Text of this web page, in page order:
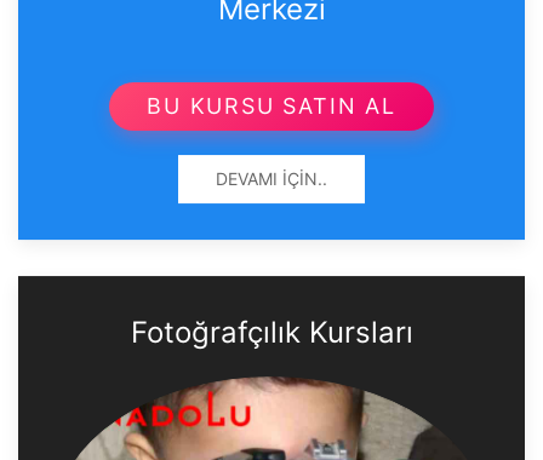
Merkezi
BU KURSU SATIN AL
DEVAMI İÇIN..
Fotoğrafçılık Kursları